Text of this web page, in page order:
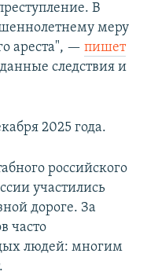
В
меру
ареста", — пишет
следствия и
2025 года.
российского
участились
дороге. За
часто
людей: многим